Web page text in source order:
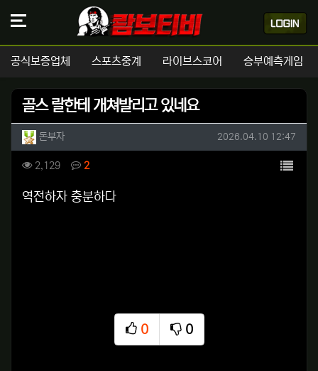
공식보증업체 스포츠중계 라이브스코어 승부예측게임
골스 랄한테 개쳐발리고 있네요
작성자 정보
돈부자작성 작성일
2026.04.10 12:47
컨텐츠 정보
2,129조회 2댓글 목록
본문
역전하자 충분하다
0
추천
0
비추천